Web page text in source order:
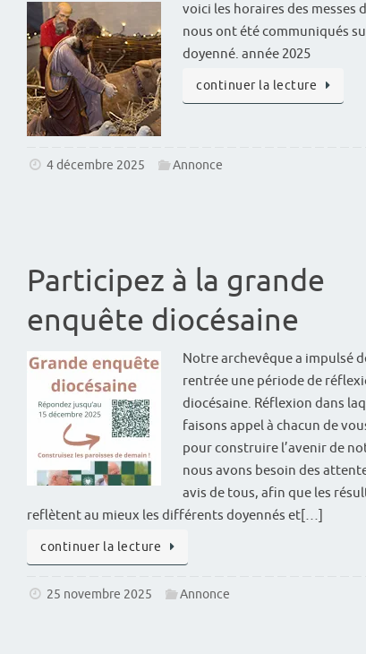
voici les horaires des messes
nous ont été communiqués
doyenné. année 2025
continuer la lecture
4 décembre 2025 Annonce
Participez à la grande
enquête diocésaine
Notre archevêque a impulsé
rentrée une période de
diocésaine. Réflexion dans
faisons appel à chacun de
pour construire l’avenir de
nous avons besoin des
avis de tous, afin que les
reflètent au mieux les différents doyennés et[…]
continuer la lecture
25 novembre 2025 Annonce